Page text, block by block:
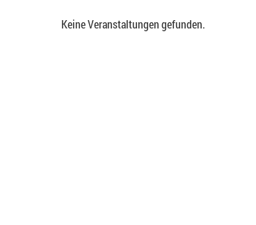
Keine Veranstaltungen gefunden.